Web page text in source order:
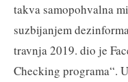
takva samopohvalna
suzbijanjem
travnja 2019. dio je
Checking programa“.